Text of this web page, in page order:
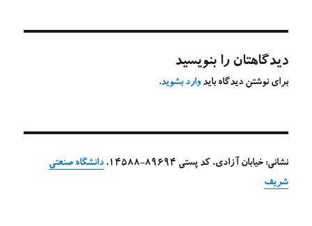
دیدگاهتان را بنویسید
برای نوشتن دیدگاه بایدوارد بشوید.
نشانی: خیابان آزادی، کد پستی 89694-14588،
دانشگاه صنعتی
شریف